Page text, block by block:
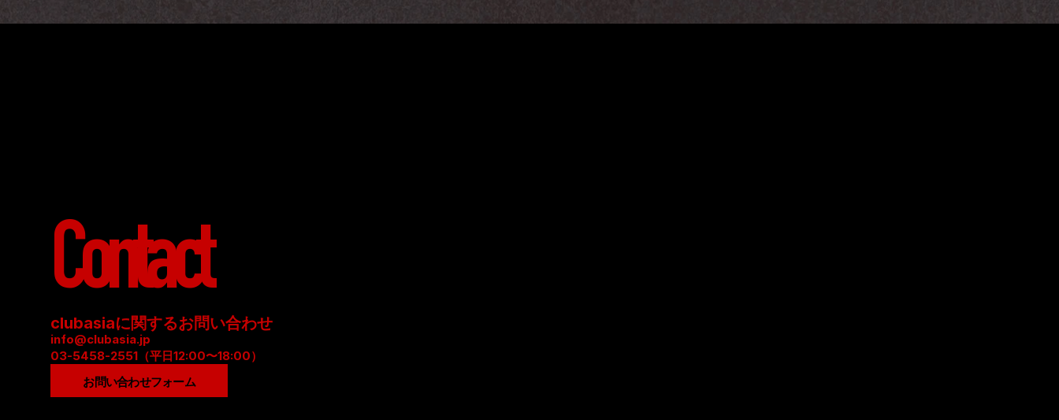
Contact
clubasiaに関するお問い合わせ
info@clubasia.jp
03-5458-2551（平日12:00〜18:00）
お問い合わせフォーム